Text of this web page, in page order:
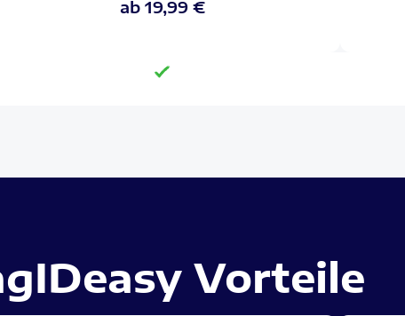
ab 19,99 €
Vorteile